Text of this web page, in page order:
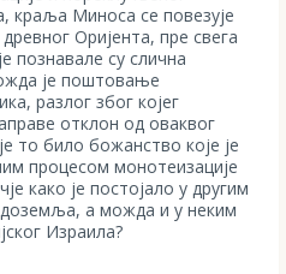
краља Миноса се повезује
Оријента, пре свега
познавале су слична
је поштовање
разлог због којег
отклон од оваквог
то било божанство које је
процесом монотеизације
како је постојало у другим
а можда и у неким
Израила?